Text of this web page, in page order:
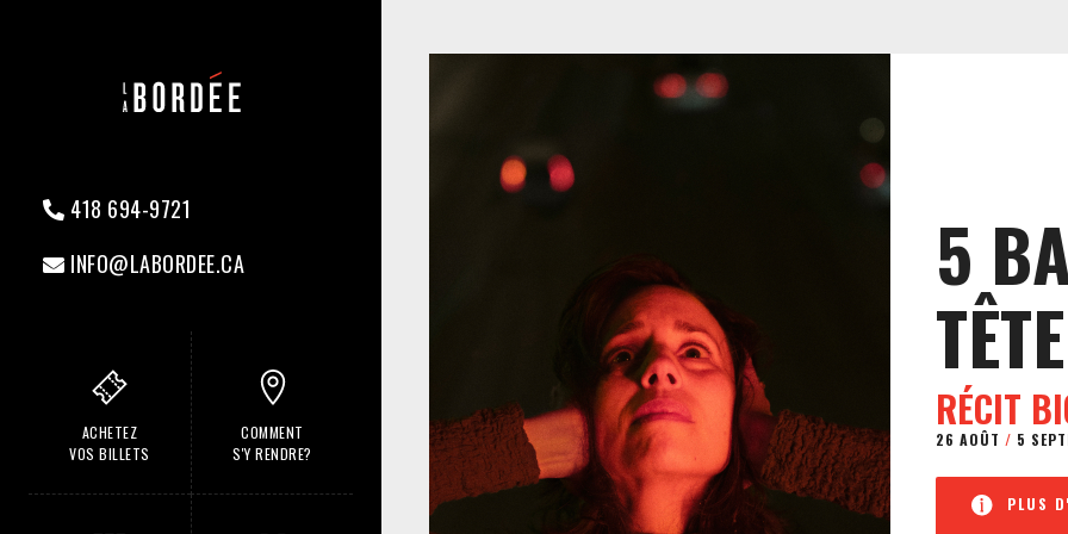
418 694-9721
INFO@LABORDEE.CA
ACHETEZ
VOS BILLETS
COMMENT
S'Y RENDRE?
5
TÊTE
RÉCIT
26 AOÛT / 5
PLUS